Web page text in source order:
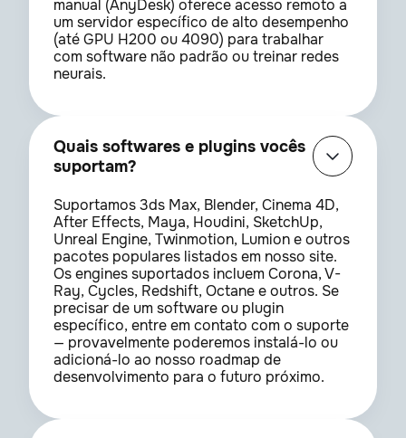
manual (AnyDesk) oferece acesso remoto a
um servidor específico de alto desempenho
(até GPU H200 ou 4090) para trabalhar
com software não padrão ou treinar redes
neurais.
Quais softwares e plugins vocês
suportam?
Suportamos 3ds Max, Blender, Cinema 4D,
After Effects, Maya, Houdini, SketchUp,
Unreal Engine, Twinmotion, Lumion e outros
pacotes populares listados em nosso site.
Os engines suportados incluem Corona, V-
Ray, Cycles, Redshift, Octane e outros. Se
precisar de um software ou plugin
específico, entre em contato com o suporte
— provavelmente poderemos instalá-lo ou
adicioná-lo ao nosso roadmap de
desenvolvimento para o futuro próximo.